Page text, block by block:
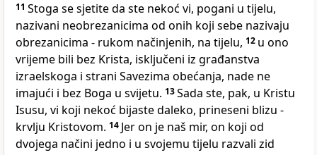
11 Stoga se sjetite da ste nekoć vi, pogani u tijelu,
nazivani neobrezanicima od onih koji sebe nazivaju
obrezanicima - rukom načinjenih, na tijelu, 12 u ono
vrijeme bili bez Krista, isključeni iz građanstva
izraelskoga i strani Savezima obećanja, nade ne
imajući i bez Boga u svijetu. 13Sada ste, pak, u Kristu
Isusu, vi koji nekoć bijaste daleko, prineseni blizu -
krvlju Kristovom. 14 Jer on je naš mir, on koji od
dvojega načini jedno i u svojemu tijelu razvali zid